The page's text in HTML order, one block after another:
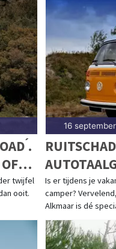
́.
twijfel
ooit.
16
Is er tijdens je
camper?
Alkmaar is dé